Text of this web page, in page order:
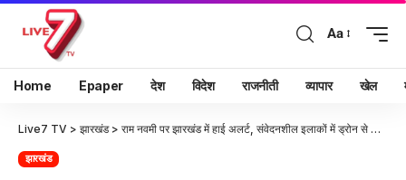
Aa
Home Epaper देश विदेश राजनीती व्यापार खेल
Live7 TV > झारखंड> राम नवमी पर झारखंड में हाई अलर्ट, संवेदनशील इलाकों में ड्रोन से निगरानी, क्विक रिस्पॉन्स टीम तैनात
झारखंड